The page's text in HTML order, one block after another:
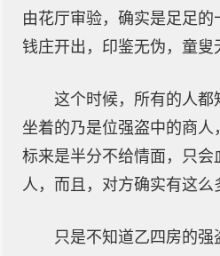
由花厅审验，确实是足足
钱庄开出，印鉴无伪，童叟
这个时候，所有的人都
坐着的乃是位强盗中的商
标来是半分不给情面，只会
人，而且，对方确实有这么
只是不知道乙四房的